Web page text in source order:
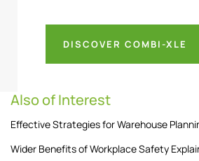
DISCOVER COMBI-XLE
Also of Interest
Effective Strategies for Warehouse
Wider Benefits of Workplace Safety